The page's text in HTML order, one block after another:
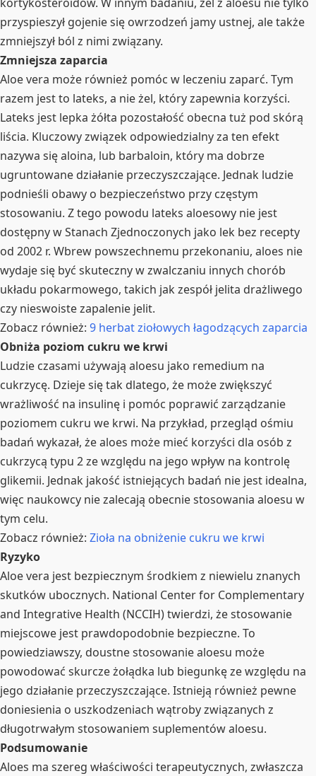
kortykosteroidów. W innym badaniu, żel z aloesu nie tylko
przyspieszył gojenie się owrzodzeń jamy ustnej, ale także
zmniejszył ból z nimi związany.
Zmniejsza zaparcia
Aloe vera może również pomóc w leczeniu zaparć. Tym
razem jest to lateks, a nie żel, który zapewnia korzyści.
Lateks jest lepka żółta pozostałość obecna tuż pod skórą
liścia. Kluczowy związek odpowiedzialny za ten efekt
nazywa się aloina, lub barbaloin, który ma dobrze
ugruntowane działanie przeczyszczające. Jednak ludzie
podnieśli obawy o bezpieczeństwo przy częstym
stosowaniu. Z tego powodu lateks aloesowy nie jest
dostępny w Stanach Zjednoczonych jako lek bez recepty
od 2002 r. Wbrew powszechnemu przekonaniu, aloes nie
wydaje się być skuteczny w zwalczaniu innych chorób
układu pokarmowego, takich jak zespół jelita drażliwego
czy nieswoiste zapalenie jelit.
Zobacz również: 9 herbat ziołowych łagodzących zaparcia
Obniża poziom cukru we krwi
Ludzie czasami używają aloesu jako remedium na
cukrzycę. Dzieje się tak dlatego, że może zwiększyć
wrażliwość na insulinę i pomóc poprawić zarządzanie
poziomem cukru we krwi. Na przykład, przegląd ośmiu
badań wykazał, że aloes może mieć korzyści dla osób z
cukrzycą typu 2 ze względu na jego wpływ na kontrolę
glikemii. Jednak jakość istniejących badań nie jest idealna,
więc naukowcy nie zalecają obecnie stosowania aloesu w
tym celu.
Zobacz również: Zioła na obniżenie cukru we krwi
Ryzyko
Aloe vera jest bezpiecznym środkiem z niewielu znanych
skutków ubocznych. National Center for Complementary
and Integrative Health (NCCIH) twierdzi, że stosowanie
miejscowe jest prawdopodobnie bezpieczne. To
powiedziawszy, doustne stosowanie aloesu może
powodować skurcze żołądka lub biegunkę ze względu na
jego działanie przeczyszczające. Istnieją również pewne
doniesienia o uszkodzeniach wątroby związanych z
długotrwałym stosowaniem suplementów aloesu.
Podsumowanie
Aloes ma szereg właściwości terapeutycznych, zwłaszcza